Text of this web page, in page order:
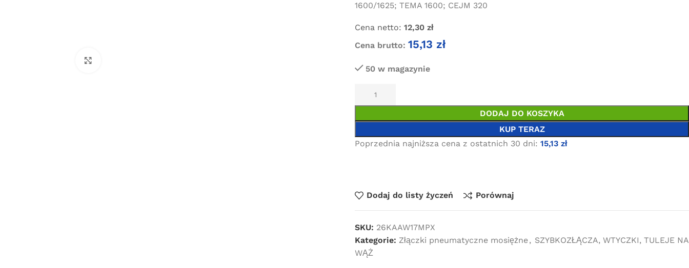
1600/1625; TEMA 1600; CEJM 320
Cena netto: 12,30 zł
Cena brutto: 15,13 zł
50 w magazynie
DODAJ DO KOSZYKA
KUP TERAZ
Poprzednia najniższa cena z ostatnich 30 dni: 15,13 zł
Dodaj do listy życzeń Porównaj
SKU: 26KAAW17MPX
Kategorie: Złączki pneumatyczne mosiężne, SZYBKOZŁĄCZA, WTYCZKI, TULEJE NA
WĄŻ